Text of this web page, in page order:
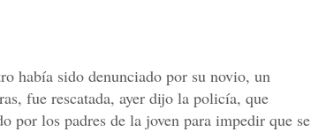
había sido denunciado por su novio, un
fue rescatada, ayer dijo la policía, que
por los padres de la joven para impedir que se